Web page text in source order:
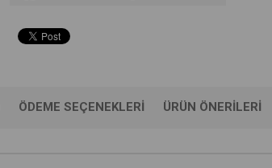
ÖDEME SEÇENEKLERI ÜRÜN ÖNERILERI